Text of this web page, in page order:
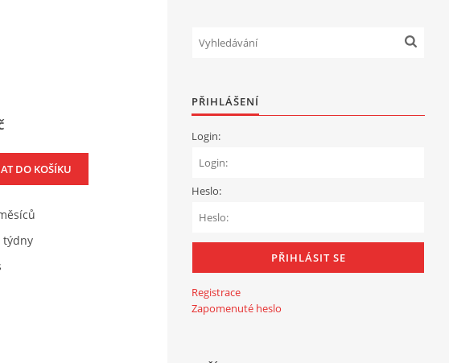
týdny
PŘIHLÁŠENÍ
Login:
Heslo:
Registrace
Zapomenuté heslo